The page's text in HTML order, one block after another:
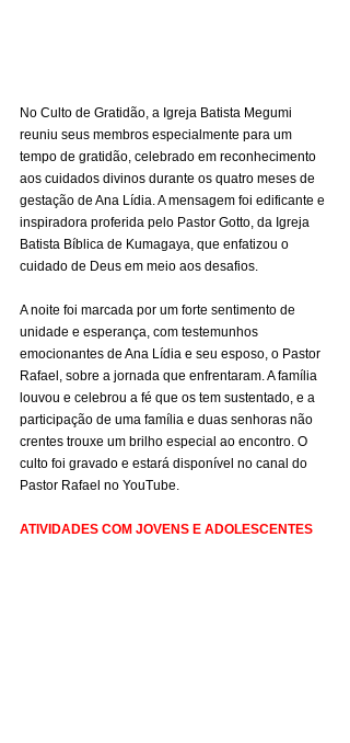
No Culto de Gratidão, a Igreja Batista Megumi
reuniu seus membros especialmente para um
tempo de gratidão, celebrado em reconhecimento
aos cuidados divinos durante os quatro meses de
gestação de Ana Lídia. A mensagem foi edificante e
inspiradora proferida pelo Pastor Gotto, da Igreja
Batista Bíblica de Kumagaya, que enfatizou o
cuidado de Deus em meio aos desafios.
A noite foi marcada por um forte sentimento de
unidade e esperança, com testemunhos
emocionantes de Ana Lídia e seu esposo, o Pastor
Rafael, sobre a jornada que enfrentaram. A família
louvou e celebrou a fé que os tem sustentado, e a
participação de uma família e duas senhoras não
crentes trouxe um brilho especial ao encontro. O
culto foi gravado e estará disponível no canal do
Pastor Rafael no YouTube.
ATIVIDADES COM JOVENS E ADOLESCENTES